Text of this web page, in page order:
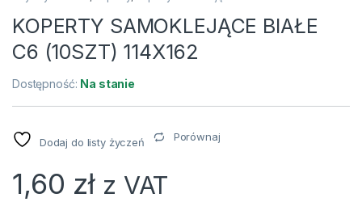
KOPERTY SAMOKLEJĄCE BIAŁE
C6 (10SZT) 114X162
Dostępność: Na stanie
Dodaj do listy życzeń Porównaj
1,60 zł z VAT